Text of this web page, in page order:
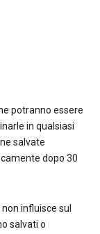
potranno essere
in qualsiasi
salvate
dopo 30
influisce sul
salvati o